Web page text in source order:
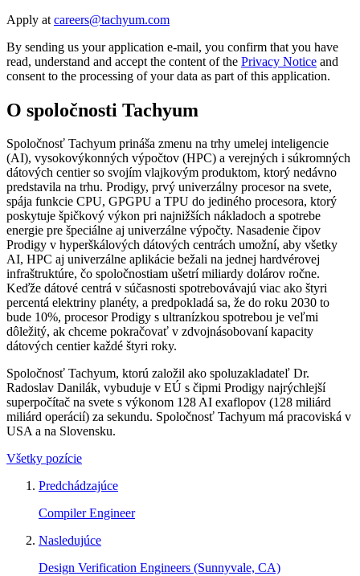
Apply at
By sending us your application e-mail, you confirm that you have
read, understand and accept the content of the Privacy Notice and
consent to the processing of your data as part of this application.
O spoločnosti Tachyum
Spoločnosť Tachyum prináša zmenu na trhy umelej inteligencie
(AI), vysokovýkonných výpočtov (HPC) a verejných i súkromných
dátových centier so svojím vlajkovým produktom, ktorý nedávno
predstavila na trhu. Prodigy, prvý univerzálny procesor na svete,
spája funkcie CPU, GPGPU a TPU do jediného procesora, ktorý
poskytuje špičkový výkon pri najnižších nákladoch a spotrebe
energie pre špeciálne aj univerzálne výpočty. Nasadenie čipov
Prodigy v hyperškálových dátových centrách umožní, aby všetky
AI, HPC aj univerzálne aplikácie bežali na jednej hardvérovej
infraštruktúre, čo spoločnostiam ušetrí miliardy dolárov ročne.
Keďže dátové centrá v súčasnosti spotrebovávajú viac ako štyri
percentá elektriny planéty, a predpokladá sa, že do roku 2030 to
bude 10%, procesor Prodigy s ultranízkou spotrebou je veľmi
dôležitý, ak chceme pokračovať v zdvojnásobovaní kapacity
dátových centier každé štyri roky.
Spoločnosť Tachyum, ktorú založil ako spoluzakladateľ Dr.
Radoslav Danilák, vybuduje v EÚ s čipmi Prodigy najrýchlejší
superpočítač na svete s výkonom 128 AI exaflopov (128 miliárd
miliárd operácií) za sekundu. Spoločnosť Tachyum má pracoviská v
USA a na Slovensku.
Všetky pozície
Predchádzajúce
Compiler Engineer
Nasledujúce
Design Verification Engineers (Sunnyvale, CA)